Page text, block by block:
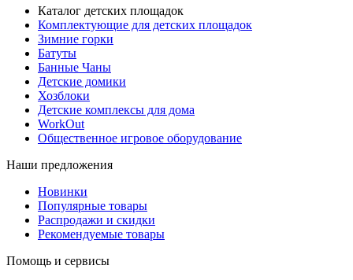
Каталог детских площадок
Комплектующие для детских площадок
Зимние горки
Батуты
Банные Чаны
Детские домики
Хозблоки
Детские комплексы для дома
WorkOut
Общественное игровое оборудование
Наши предложения
Новинки
Популярные товары
Распродажи и скидки
Рекомендуемые товары
Помощь и сервисы